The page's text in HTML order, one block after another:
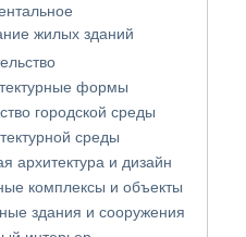
жилых зданий
формы
городской среды
среды
архитектура и дизайн
комплексы и объекты
здания и сооружения